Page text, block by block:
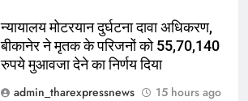
न्यायालय मोटरयान दुर्घटना दावा अधिकरण,
बीकानेर ने मृतक के परिजनों को 55,70,140
रुपये मुआवजा देने का निर्णय दिया
admin_tharexpressnews
15 hours ago